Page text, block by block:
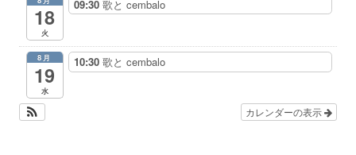
18
火
09:30 歌と cembalo
8月
19
水
10:30 歌と cembalo
カレンダーの表示